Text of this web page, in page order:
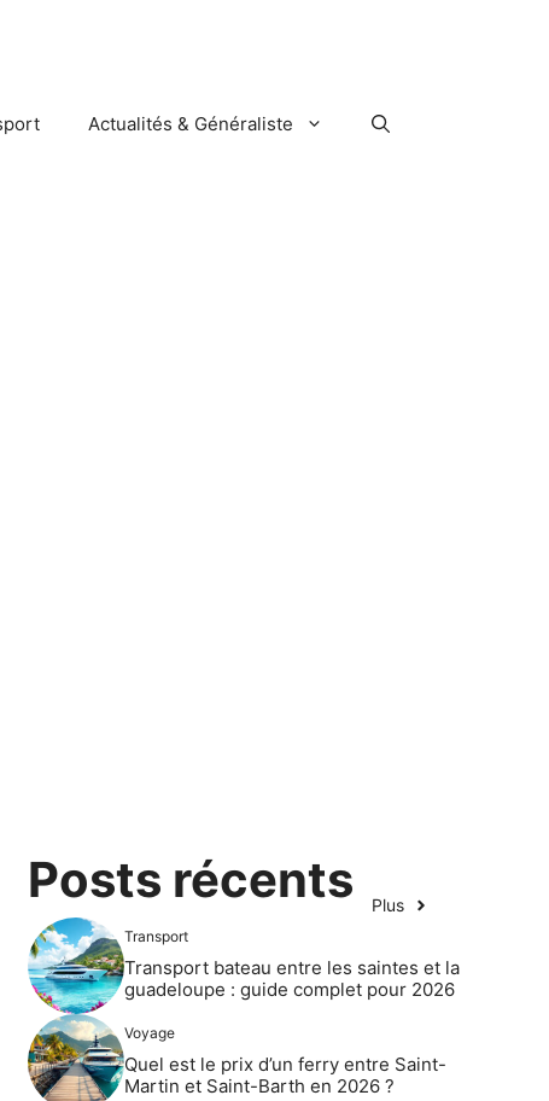
Actualités & Généraliste
Posts récents Plus
Transport
Transport bateau entre les saintes et la
guadeloupe : guide complet pour 2026
Voyage
Quel est le prix d’un ferry entre Saint-
Martin et Saint-Barth en 2026 ?